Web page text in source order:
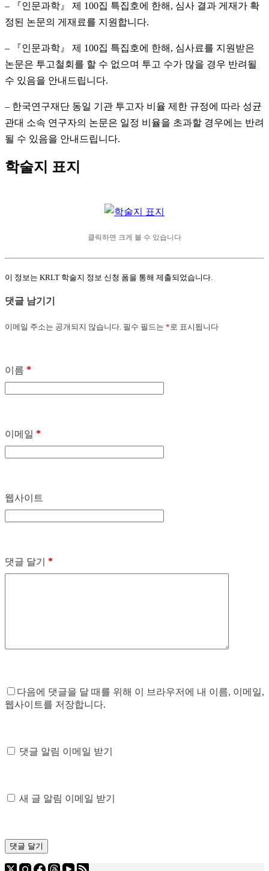
– 『인문과학』 제 100집 특집호에 한해, 심사 결과 게재가 확
정된 논문의 게재료를 지원합니다.
– 『인문과학』 제 100집 특집호에 한해, 심사료를 지원받은
논문은 투고철회를 할 수 없으며 투고 수가 많을 경우 반려될
수 있음을 안내드립니다.
– 한국연구재단 동일 기관 투고자 비율 제한 규정에 따라 성균
관대 소속 연구자의 논문은 일정 비율을 초과할 경우에는 반려
될 수 있음을 안내드립니다.
학술지 표지
클릭하면 크게 볼 수 있습니다
이 정보는 KRLT 학술지 정보 신청 폼을 통해 제출되었습니다.
댓글 남기기
이메일 주소는 공개되지 않습니다. 필수 필드는 *로 표시됩니다
이름 *
이메일 *
웹사이트
댓글 달기 *
다음에 댓글을 달 때를 위해 이 브라우저에 내 이름, 이메일,
웹사이트를 저장합니다.
댓글 알림 이메일 받기
새 글 알림 이메일 받기
댓글 달기